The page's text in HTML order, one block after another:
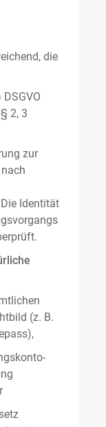
die
2, 3
zur
Identität
(z. B.